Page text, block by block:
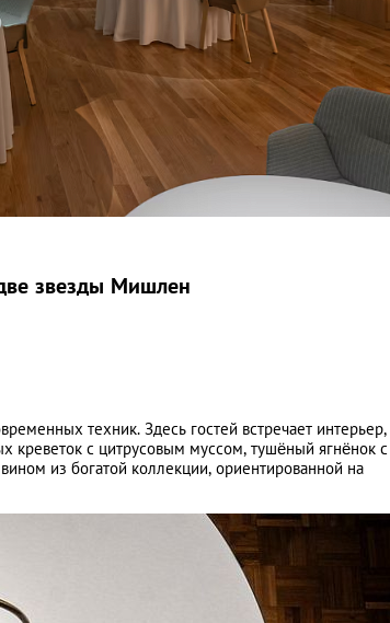
звезды Мишлен
техник. Здесь гостей встречает интерьер,
креветок с цитрусовым муссом, тушёный ягнёнок с
из богатой коллекции, ориентированной на